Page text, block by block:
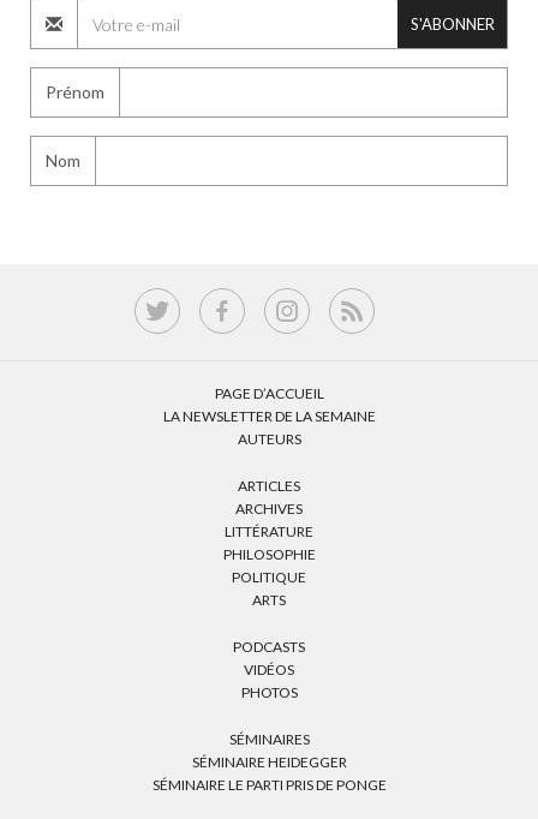
S'ABONNER
Prénom
Nom
PAGE D’ACCUEIL
LA NEWSLETTER DE LA SEMAINE
AUTEURS
ARTICLES
ARCHIVES
LITTÉRATURE
PHILOSOPHIE
POLITIQUE
ARTS
PODCASTS
VIDÉOS
PHOTOS
SÉMINAIRES
SÉMINAIRE HEIDEGGER
SÉMINAIRE LE PARTI PRIS DE PONGE